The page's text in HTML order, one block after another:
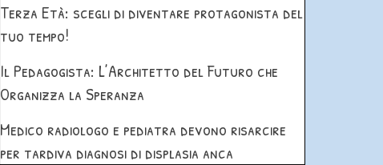
Terza Età: scegli di diventare protagonista del
tuo tempo!
Il Pedagogista: L’Architetto del Futuro che
Organizza la Speranza
Medico radiologo e pediatra devono risarcire
per tardiva diagnosi di displasia anca